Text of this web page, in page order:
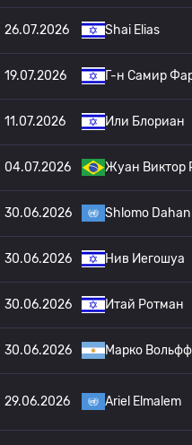
26.07.2026 Shai Elias
19.07.2026 Г-н Самир
11.07.2026 Или Блориан
04.07.2026 Жуан Виктор
30.06.2026 Shlomo Dahan
30.06.2026 Нив Иегошуа
30.06.2026 Итай Ротман
30.06.2026 Марко Вольфф
29.06.2026 Ariel Elmalem